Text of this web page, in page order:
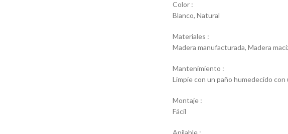
Color :
Blanco, Natural
Materiales :
Madera manufacturada, Madera
Mantenimiento :
Limpie con un paño humedecido
Montaje :
Fácil
Apilable :